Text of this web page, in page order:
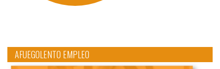
AFUEGOLENTO EMPLEO